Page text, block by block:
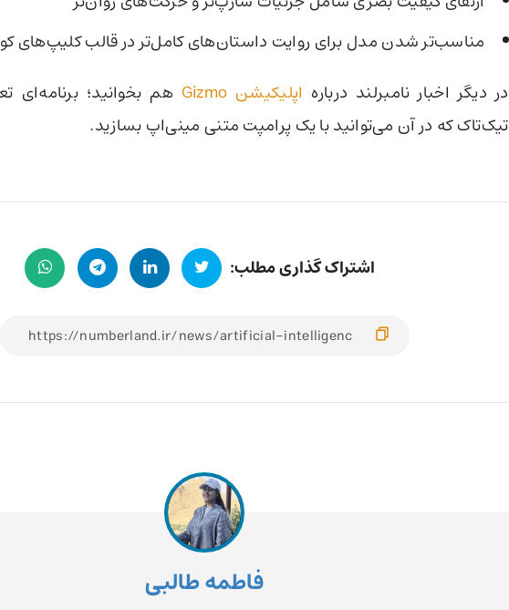
مناسب‌تر شدن مدل برای روایت داستان‌های کامل‌تر در قالب کلیپ‌های
در دیگر اخبار نامبرلند درباره اپلیکیشن Gizmo
هم بخوانید؛ برنامه‌ای
تیک‌تاک که در آن می‌توانید با یک پرامپت متنی مینی‌اپ بسازید.
اشتراک گذاری مطلب:
فاطمه طالبی